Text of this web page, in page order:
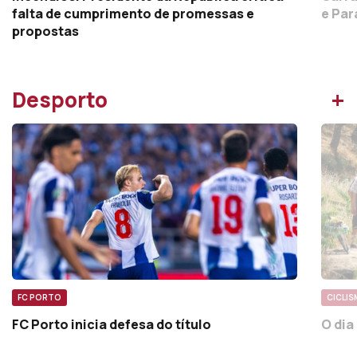
falta de cumprimento de promessas e
propostas
e
Desporto +
FC PORTO
FC Porto inicia defesa do título O